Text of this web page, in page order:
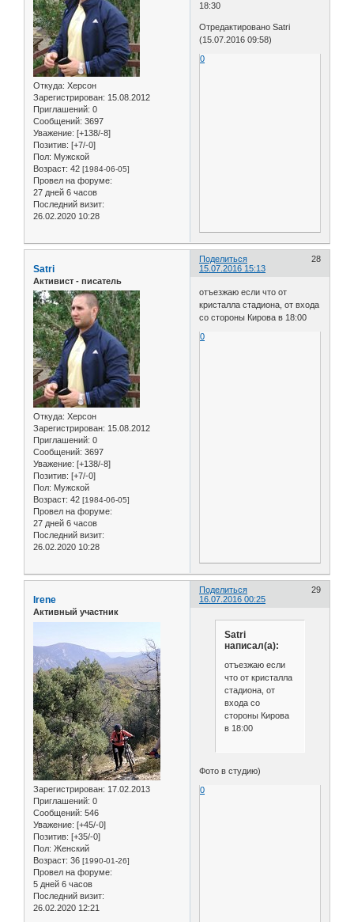
Откуда: Херсон
Зарегистрирован: 15.08.2012
Приглашений: 0
Сообщений: 3697
Уважение: [+138/-8]
Позитив: [+7/-0]
Пол: Мужской
Возраст: 42 [1984-06-05]
Провел на форуме:
27 дней 6 часов
Последний визит:
26.02.2020 10:28
18:30
Отредактировано Satri
(15.07.2016 09:58)
0
Поделиться
28
15.07.2016 15:13
Satri
Активист - писатель
Откуда: Херсон
Зарегистрирован: 15.08.2012
Приглашений: 0
Сообщений: 3697
Уважение: [+138/-8]
Позитив: [+7/-0]
Пол: Мужской
Возраст: 42 [1984-06-05]
Провел на форуме:
27 дней 6 часов
Последний визит:
26.02.2020 10:28
отъезжаю если что от
кристалла стадиона, от входа
со стороны Кирова в 18:00
0
Поделиться
29
16.07.2016 00:25
Irene
Активный участник
Зарегистрирован: 17.02.2013
Приглашений: 0
Сообщений: 546
Уважение: [+45/-0]
Позитив: [+35/-0]
Пол: Женский
Возраст: 36 [1990-01-26]
Провел на форуме:
5 дней 6 часов
Последний визит:
26.02.2020 12:21
Satri
написал(а):
отъезжаю если
что от кристалла
стадиона, от
входа со
стороны Кирова
в 18:00
Фото в студию)
0